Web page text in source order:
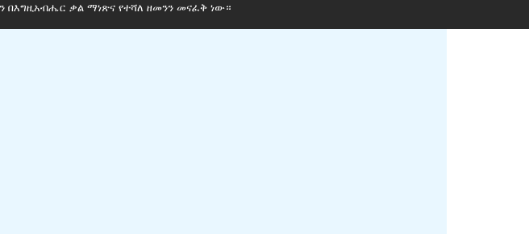
ቃል ማነጽና የተሻለ ዘመንን መናፈቅ ነው።